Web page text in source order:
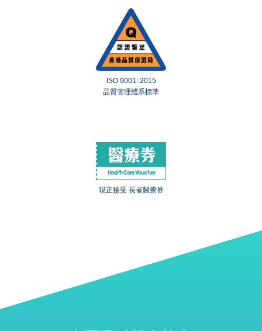
ISO 9001: 2015
品質管理體系標準
現正接受 長者醫療券